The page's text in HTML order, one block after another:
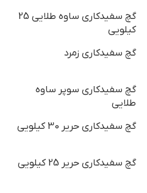
گچ سفیدکاری ساوه طلایی 25
کیلویی
گچ سفیدکاری زمرد
گچ سفیدکاری سوپر ساوه
طلایی
گچ سفیدکاری حریر 30 کیلویی
گچ سفیدکاری حریر 25 کیلویی